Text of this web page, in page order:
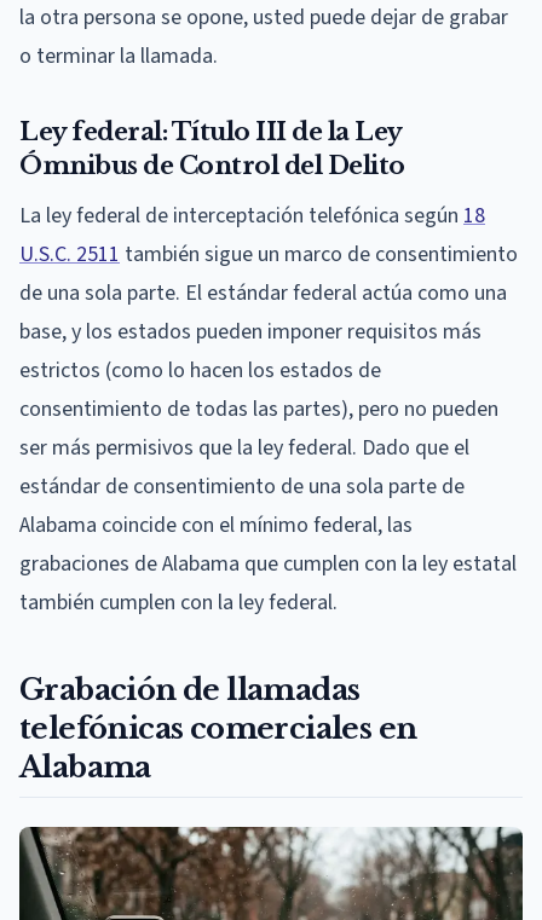
la otra persona se opone, usted puede dejar de grabar
o terminar la llamada.
Ley federal: Título III de la Ley
Ómnibus de Control del Delito
La ley federal de interceptación telefónica según 18
U.S.C. 2511 también sigue un marco de consentimiento
de una sola parte. El estándar federal actúa como una
base, y los estados pueden imponer requisitos más
estrictos (como lo hacen los estados de
consentimiento de todas las partes), pero no pueden
ser más permisivos que la ley federal. Dado que el
estándar de consentimiento de una sola parte de
Alabama coincide con el mínimo federal, las
grabaciones de Alabama que cumplen con la ley estatal
también cumplen con la ley federal.
Grabación de llamadas
telefónicas comerciales en
Alabama